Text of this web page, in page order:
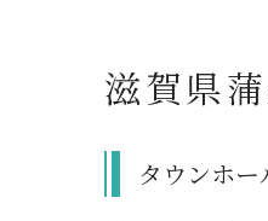
滋賀県
タウンホ